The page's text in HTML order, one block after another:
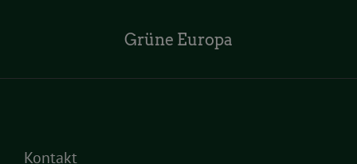
Grüne Europa
Kontakt